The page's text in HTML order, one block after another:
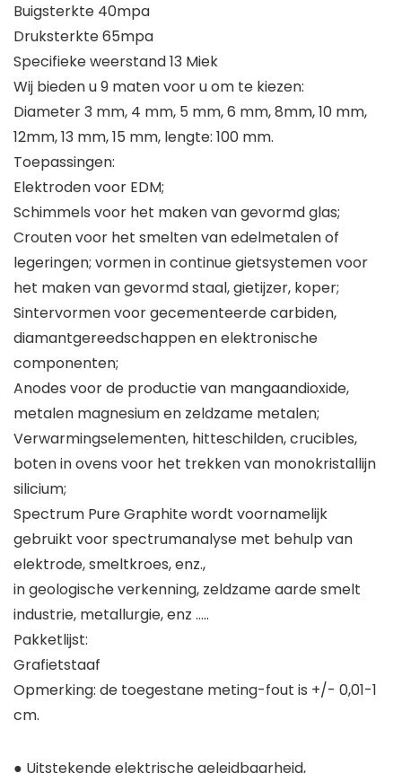
Buigsterkte 40mpa
Druksterkte 65mpa
Specifieke weerstand 13 Miek
Wij bieden u 9 maten voor u om te kiezen:
Diameter 3 mm, 4 mm, 5 mm, 6 mm, 8mm, 10 mm,
12mm, 13 mm, 15 mm, lengte: 100 mm.
Toepassingen:
Elektroden voor EDM;
Schimmels voor het maken van gevormd glas;
Crouten voor het smelten van edelmetalen of
legeringen; vormen in continue gietsystemen voor
het maken van gevormd staal, gietijzer, koper;
Sintervormen voor gecementeerde carbiden,
diamantgereedschappen en elektronische
componenten;
Anodes voor de productie van mangaandioxide,
metalen magnesium en zeldzame metalen;
Verwarmingselementen, hitteschilden, crucibles,
boten in ovens voor het trekken van monokristallijn
silicium;
Spectrum Pure Graphite wordt voornamelijk
gebruikt voor spectrumanalyse met behulp van
elektrode, smeltkroes, enz.,
in geologische verkenning, zeldzame aarde smelt
industrie, metallurgie, enz …..
Pakketlijst:
Grafietstaaf
Opmerking: de toegestane meting-fout is +/- 0,01-1
cm.
● Uitstekende elektrische geleidbaarheid,